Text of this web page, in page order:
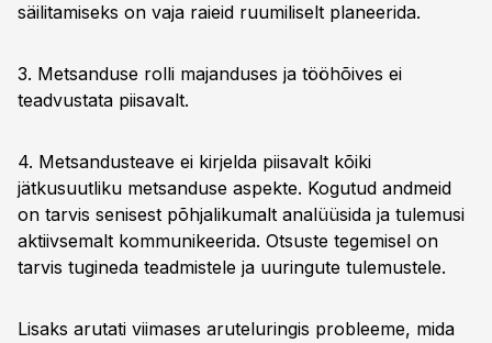
säilitamiseks on vaja raieid ruumiliselt planeerida.
3. Metsanduse rolli majanduses ja tööhõives ei
teadvustata piisavalt.
4. Metsandusteave ei kirjelda piisavalt kõiki
jätkusuutliku metsanduse aspekte. Kogutud andmeid
on tarvis senisest põhjalikumalt analüüsida ja tulemusi
aktiivsemalt kommunikeerida. Otsuste tegemisel on
tarvis tugineda teadmistele ja uuringute tulemustele.
Lisaks arutati viimases aruteluringis probleeme, mida